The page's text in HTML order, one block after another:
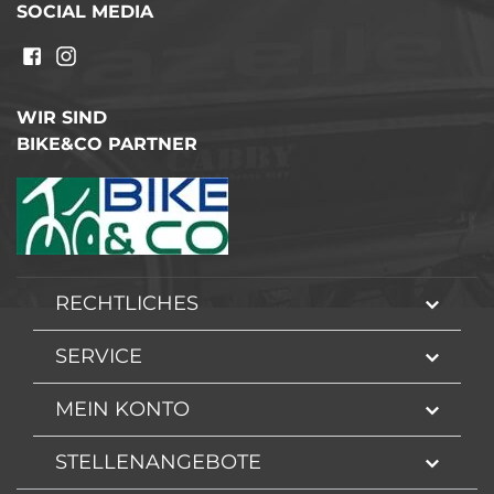
SOCIAL MEDIA
WIR SIND
BIKE&CO PARTNER
RECHTLICHES
SERVICE
MEIN KONTO
STELLENANGEBOTE